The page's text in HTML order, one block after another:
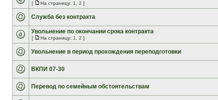
[ На страницу: 1 2 ]
Служба без контракта
Увольнение по окончании срока контракта
[ На страницу: 1 2 ]
Увольнение в период прохождения переподготовки
ВКПИ 07-30
Перевод по семейным обстоятельствам